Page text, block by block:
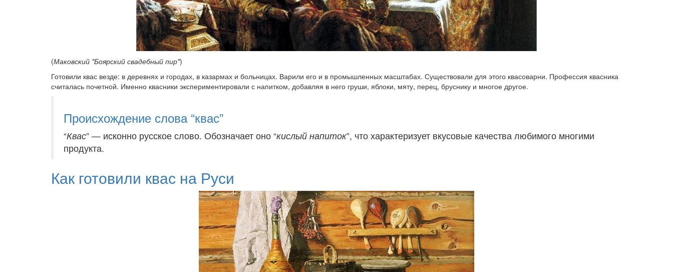
(Маковский "Боярский свадебный пир")
Готовили квас везде: в деревнях и городах, в казармах и больницах. Варили его и в промышленных масштабах. Существовали для этого квасоварни. Профессия квасника
считалась почетной. Именно квасники экспериментировали с напитком, добавляя в него груши, яблоки, мяту, перец, бруснику и многое другое.
Происхождение слова “квас”
“Квас” — исконно русское слово. Обозначает оно “кислый напиток”, что характеризует вкусовые качества любимого многими
продукта.
Как готовили квас на Руси